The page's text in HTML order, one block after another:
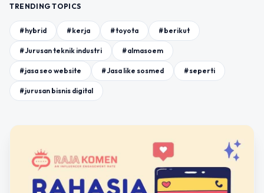
TRENDING TOPICS
#hybrid #kerja #toyota #berikut
#Jurusan teknik industri #almasoem
#jasa seo website #Jasa like sosmed #seperti
#jurusan bisnis digital